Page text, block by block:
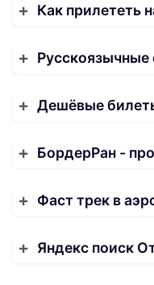
Как прилететь
Дешёвые
БордерРан -
Фаст трек в
Яндекс поиск